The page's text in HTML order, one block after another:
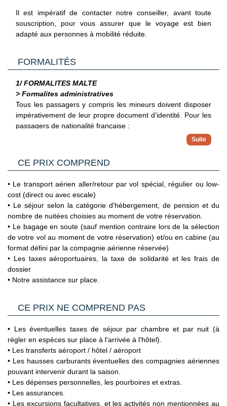
-Nombre de bars/salons : 1
-Nombre de piscines couvertes : 1
-Nombre de piscines extérieures : 1
-Parasols de plage
-Parasols à la piscine
-Parking gratuit à proximité
-Parking sans voiturier gratuit
-Personnel polyglotte
-Petit-déjeuner disponible (en supplément)
-Piscine extérieure ouverte en saison
-Produits d’entretien écologiques utilisés
-Recyclage
-Réception ouverte 24 h/24
-Salles de réunion
-Salon de coiffure
-Services de concierge
-Serviettes de plage
-Snack bar et/ou épicerie fine
-Terrasse
-Terrasse sur le toit
-chaises longues de piscine
Il est impératif de contacter notre conseiller, avant toute
souscription, pour vous assurer que le voyage est bien
adapté aux personnes à mobilité réduite.
FORMALITÉS
1/ FORMALITES MALTE
> Formalites administratives
Tous les passagers y compris les mineurs doivent disposer
impérativement de leur propre document d’identité. Pour les
passagers de nationalité française :
Les ressortissants français peuvent entrer librement à
Malte avec une carte nationale d'identité ou un
de trois mois, il est nécessaire de demander un permis
d'identité plastifiées bleues délivrées entre le 2 janvier
2004 et le 31 décembre 2013 bénéficient d'une
extension de validité de cinq ans, sous certaines
(Source France Diplomatie le 30/06/26)
Vous trouverez des informations plus complètes sur
l’ensemble des formalités, notamment administratives et
sanitaires sur le site France Diplomatie en
Cliquant ici.
2/ GENERALITES
Passeport & Carte Nationale d'Identité : Le passeport doit
être en bon état. Tout voyageur utilisant une pièce d'identité
déclarée volée ou perdue se verra refusé l'accès au pays de
destination.
Carte nationale d'identité expirée- il est possible dans
certains cas que le site du ministère de l'Europe et des
Affaires Etrangères précise que pour entrer dans les pays
Nationale d'Identité française expirée peut être tolérée. En
pratique, les compagnies aériennes ne la tolèrent jamais.
C’est pourquoi il est impératif de privilégier un passeport
valide à une Carte Nationale d'Identité expirée, même dans
le cas où cette dernière est considérée par les autorités
françaises comme toujours en cours de validité.
Voyageurs mineurs voyageant seul
respecter se trouvent sur le site du Service Public en
Cliquant ici.
CE PRIX COMPREND
• Le transport aérien aller/retour par vol spécial, régulier ou low-
cost (direct ou avec escale)
• Le séjour selon la catégorie d'hébergement, de pension et du
nombre de nuitées choisies au moment de votre réservation.
• Le bagage en soute (sauf mention contraire lors de la sélection
de votre vol au moment de votre réservation) et/ou en cabine (au
format défini par la compagnie aérienne réservée)
• Les taxes aéroportuaires, la taxe de solidarité et les frais de
dossier
• Notre assistance sur place.
CE PRIX NE COMPREND PAS
• Les éventuelles taxes de séjour par chambre et par nuit (à
régler en espèces sur place à l'arrivée à l'hôtel).
• Les transferts aéroport / hôtel / aéroport
• Les hausses carburants éventuelles des compagnies aériennes
pouvant intervenir durant la saison.
• Les dépenses personnelles, les pourboires et extras.
• Les assurances.
• Les excursions facultatives, et les activités non mentionnées au